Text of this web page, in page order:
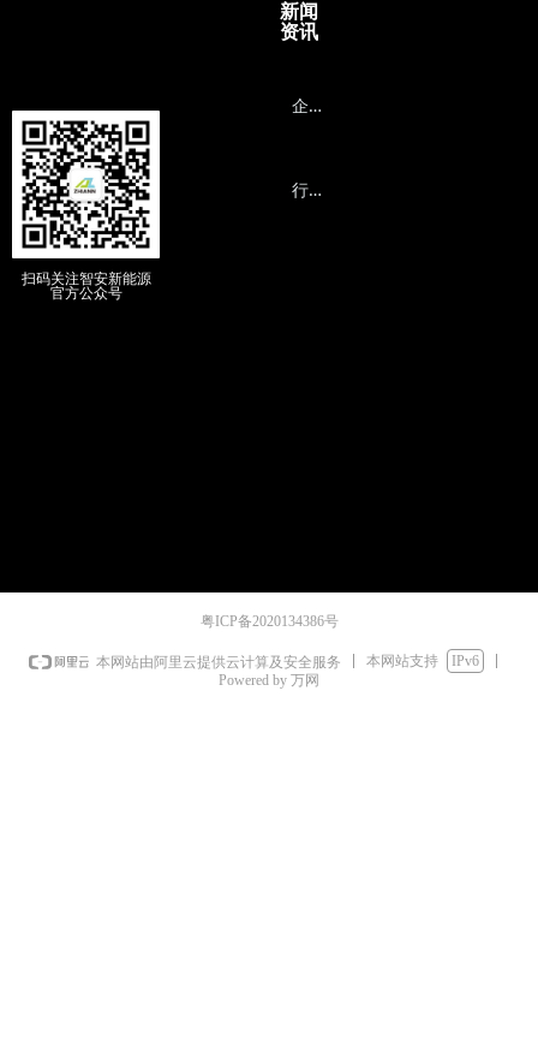
企
业动态
行
业资讯
新闻
资讯
扫码关注智安新能源
官方公众号
粤ICP备2020134386号
本网站由阿里云提供云计算及安全服务 本网站支持
IPv6
Powered by 万网